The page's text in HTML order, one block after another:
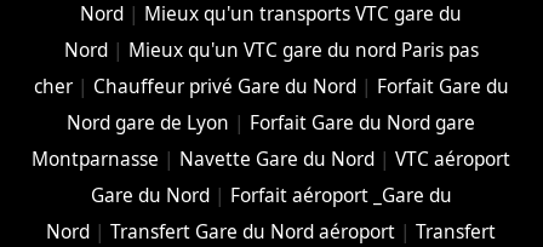
Nord | Mieux qu'un transports VTC gare du
Nord| Mieux qu'un VTC gare du nord Paris pas
cher| Chauffeur privé Gare du Nord| Forfait Gare du
Nord gare de Lyon | Forfait Gare du Nord gare
Montparnasse | Navette Gare du Nord |VTC aéroport
Gare du Nord| Forfait aéroport _Gare du
Nord |Transfert Gare du Nord aéroport |Transfert